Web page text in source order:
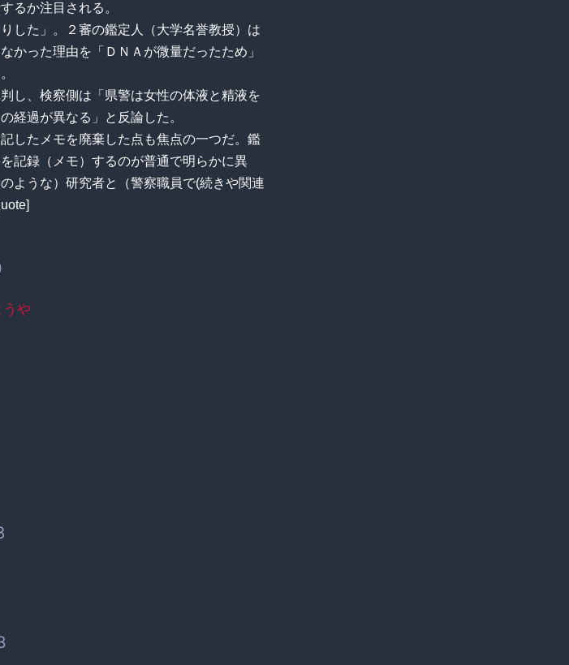
るか注目される。
した」。２審の鑑定人（大学名誉教授）は
かった理由を「ＤＮＡが微量だったため」
し、検察側は「県警は女性の体液と精液を
経過が異なる」と反論した。
したメモを廃棄した点も焦点の一つだ。鑑
記録（メモ）するのが普通で明らかに異
ような）研究者と（警察職員で(続きや関連
や